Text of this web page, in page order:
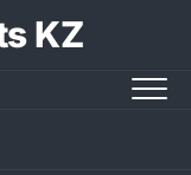
KZ